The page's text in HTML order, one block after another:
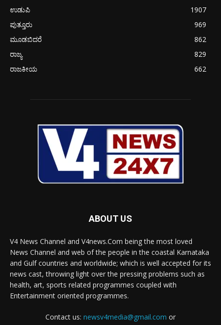
ಉಡುಪಿ
1907
ಪುತ್ತೂರು
969
ಮೂಡಬಿದರೆ
862
ರಾಜ್ಯ
829
ರಾಜಕೀಯ
662
ABOUT US
V4 News Channel and V4news.Com being the most loved
News Channel and web of the people in the coastal Karnataka
and Gulf countries and worldwide; which is well accepted for its
news cast, throwing light over the pressing problems such as
health, art, sports related programmes coupled with
Entertainment oriented programmes.
Contact us: newsv4media@gmail.com or